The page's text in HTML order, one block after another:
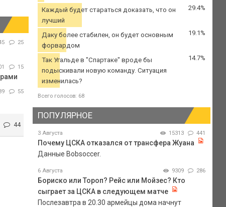
25
15
55
44
Каждый будет стараться доказать, что он
лучший
29.4%
Даку более стабилен, он будет основным
форвардом
19.1%
Так Угальде в "Спартаке" вроде бы
подыскивали новую команду. Ситуация
изменилась?
14.7%
Всего голосов: 68
ПОПУЛЯРНОЕ
3 Августа 15313 441
Почему ЦСКА отказался от трансфера Жуана
Данные Bobsoccer.
6 Августа 9309 286
Бориско или Тороп? Рейс или Мойзес? Кто
сыграет за ЦСКА в следующем матче
Послезавтра в 20.30 армейцы дома начнут